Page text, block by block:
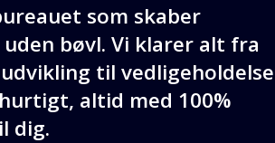
som skaber
bøvl. Vi klarer alt fra
til
altid med 100%
dig.